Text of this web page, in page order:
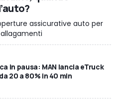
assicurative auto per
in pausa: MAN lancia eTruck
20 a 80% in 40 min